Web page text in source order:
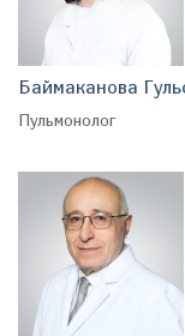
Баймаканова
Пульмонолог